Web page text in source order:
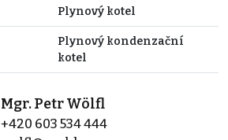
Plynový kotel
Plynový kondenzační
kotel
Mgr. Petr Wölfl
+420 603 534 444